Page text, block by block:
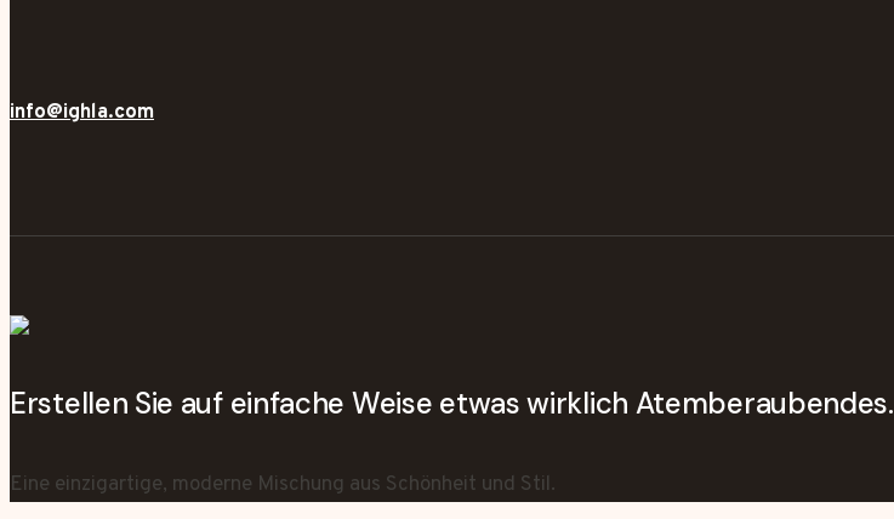
info@ighla.com
Erstellen Sie auf einfache Weise etwas wirklich Atemberaubendes.
Eine einzigartige, moderne Mischung aus Schönheit und Stil.